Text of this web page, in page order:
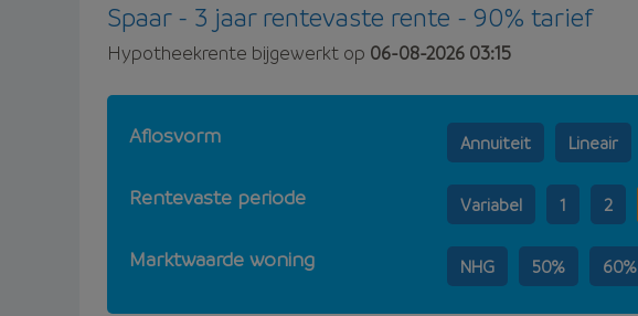
Spaar - 3 jaar rentevaste rente - 90% tarief
Hypotheekrente bijgewerkt op 06-08-2026 03:15
Aflosvorm Annuiteit Lineair
Rentevaste periode Variabel 1 2
Marktwaarde woning NHG 50% 60%